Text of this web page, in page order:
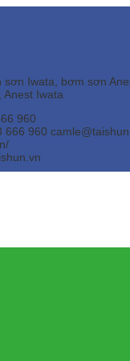
sơn Iwata, bơm sơn
Anest Iwata
960
666 960